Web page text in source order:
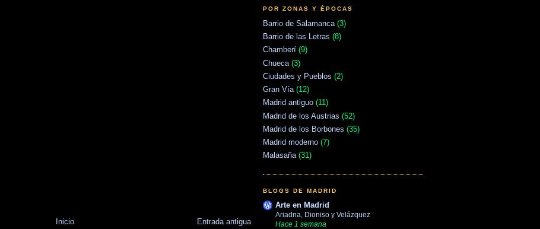
Entrada antigua
Inicio
POR ZONAS Y ÉPOCAS
Barrio de Salamanca (3)
Barrio de las Letras (8)
Chamberí (9)
Chueca (3)
Ciudades y Pueblos (2)
Gran Vía (12)
Madrid antiguo (11)
Madrid de los Austrias (52)
Madrid de los Borbones (35)
Madrid moderno (7)
Malasaña (31)
BLOGS DE MADRID
Arte en Madrid
Ariadna, Dioniso y Velázquez
Hace 1 semana